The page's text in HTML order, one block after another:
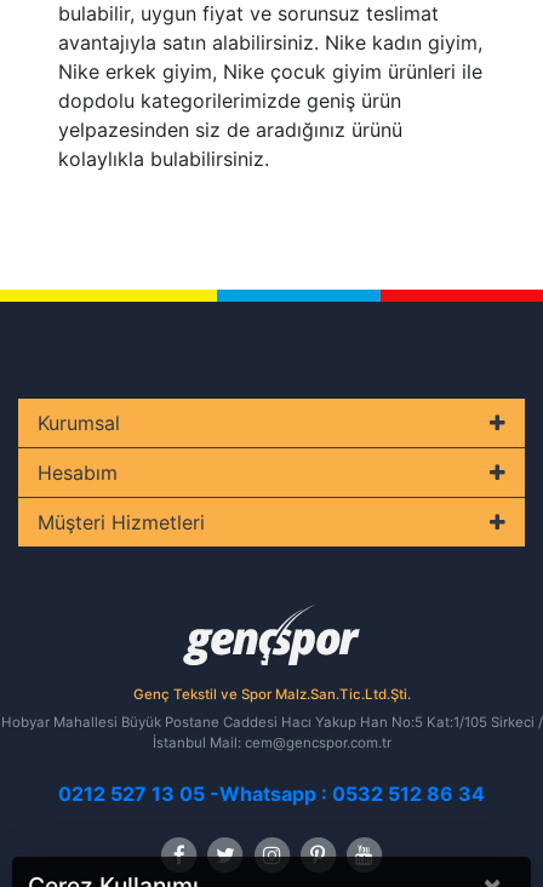
bulabilir, uygun fiyat ve sorunsuz teslimat
avantajıyla satın alabilirsiniz. Nike kadın giyim,
Nike erkek giyim, Nike çocuk giyim ürünleri ile
dopdolu kategorilerimizde geniş ürün
yelpazesinden siz de aradığınız ürünü
kolaylıkla bulabilirsiniz.
Kurumsal
Hesabım
Müşteri Hizmetleri
Genç Tekstil ve Spor Malz.San.Tic.Ltd.Şti.
Hobyar Mahallesi Büyük Postane Caddesi Hacı Yakup Han No:5 Kat:1/105 Sirkeci /
İstanbul Mail: cem@gencspor.com.tr
0212 527 13 05 -Whatsapp : 0532 512 86 34